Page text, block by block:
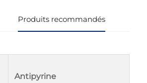
Produits recommandés
Antipyrine